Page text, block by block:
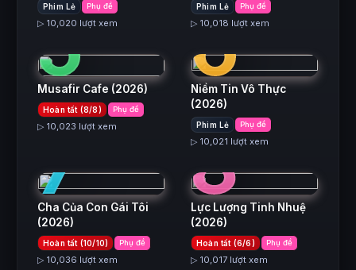
Phim Lẻ Phụ đề
▷ 10,020 lượt xem
Phim Lẻ Phụ đề
▷ 10,018 lượt xem
5
Musafir Cafe (2026)
Hoàn tất (8/8) Phụ đề
▷ 10,023 lượt xem
6
Niềm Tin Vô Thực
(2026)
Phim Lẻ Phụ đề
▷ 10,021 lượt xem
7
Cha Của Con Gái Tôi
(2026)
Hoàn tất (10/10) Phụ đề
▷ 10,036 lượt xem
8
Lực Lượng Tinh Nhuệ
(2026)
Hoàn tất (6/6) Phụ đề
▷ 10,017 lượt xem